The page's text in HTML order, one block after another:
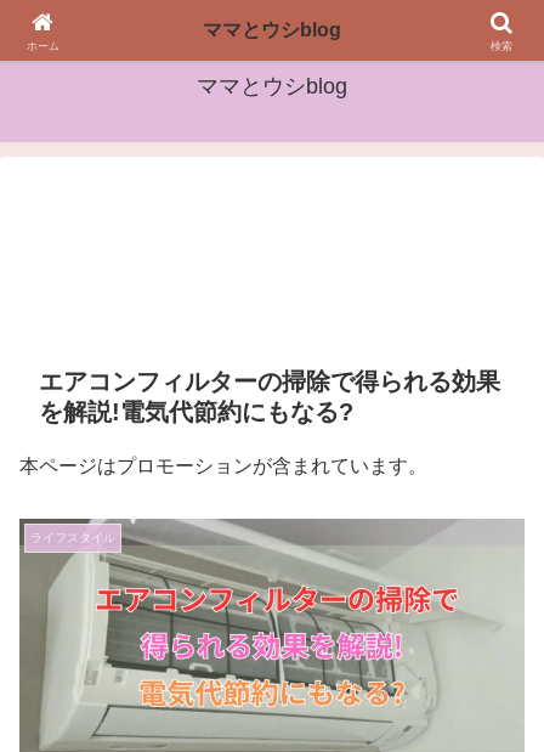
女性や子どもたちに役立つ情報をお届け
ママとウシblog
エアコンフィルターの掃除で得られる効果
を解説!電気代節約にもなる?
本ページはプロモーションが含まれています。
ライフスタイル
ホーム
ママとウシblog
検索